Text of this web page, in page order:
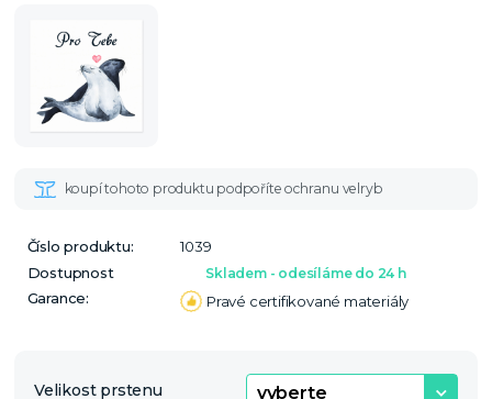
Číslo produktu:
1039
Dostupnost
Skladem - odesíláme do 24 h
Garance: Pravé certifikované materiály
Velikost prstenu